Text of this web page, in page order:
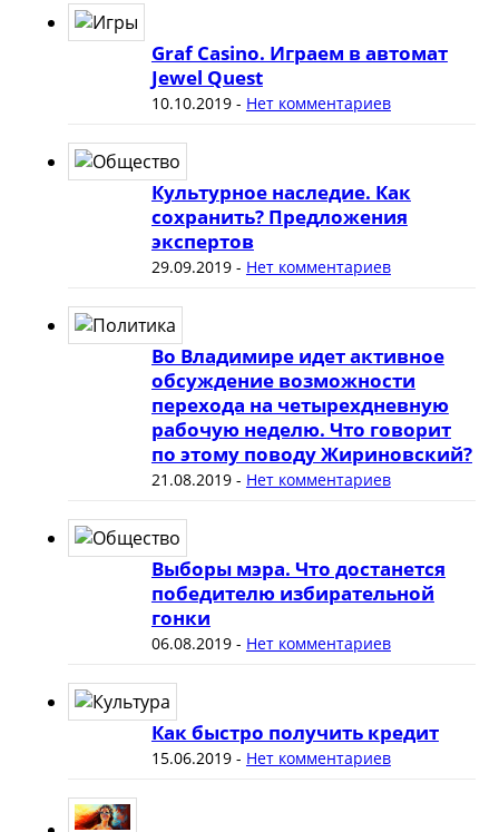
Graf Casino. Играем в автомат
Jewel Quest
10.10.2019- Нет комментариев
Культурное наследие. Как
сохранить? Предложения
экспертов
29.09.2019- Нет комментариев
Во Владимире идет активное
обсуждение возможности
перехода на четырехдневную
рабочую неделю. Что говорит
по этому поводу Жириновский?
21.08.2019- Нет комментариев
Выборы мэра. Что достанется
победителю избирательной
гонки
06.08.2019- Нет комментариев
Как быстро получить кредит
15.06.2019- Нет комментариев